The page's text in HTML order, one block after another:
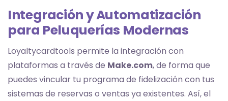
Integración y Automatización
para Peluquerías Modernas
Loyaltycardtools permite la integración con
plataformas a través de Make.com, de forma que
puedes vincular tu programa de fidelización con tus
sistemas de reservas o ventas ya existentes. Así, el